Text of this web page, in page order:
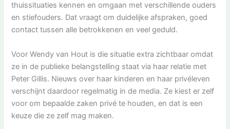
thuissituaties kennen en omgaan met verschillende ouders
en stiefouders. Dat vraagt om duidelijke afspraken, goed
contact tussen alle betrokkenen en veel geduld.
Voor Wendy van Hout is die situatie extra zichtbaar omdat
ze in de publieke belangstelling staat via haar relatie met
Peter Gillis. Nieuws over haar kinderen en haar privéleven
verschijnt daardoor regelmatig in de media. Ze kiest er zelf
voor om bepaalde zaken privé te houden, en dat is een
keuze die ze zelf mag maken.